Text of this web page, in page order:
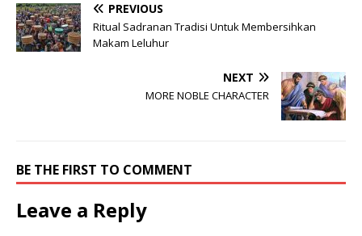
PREVIOUS
Ritual Sadranan Tradisi Untuk Membersihkan
Makam Leluhur
NEXT
MORE NOBLE CHARACTER
BE THE FIRST TO COMMENT
Leave a Reply